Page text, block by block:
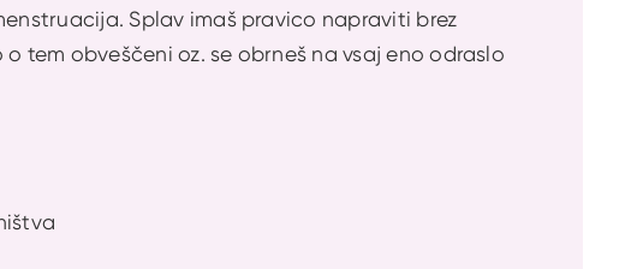
Splav imaš pravico napraviti brez
tem obveščeni oz. se obrneš na vsaj eno odraslo